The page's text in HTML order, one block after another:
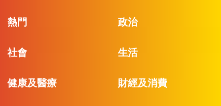
熱門 政治
社會 生活
健康及醫療 財經及消費